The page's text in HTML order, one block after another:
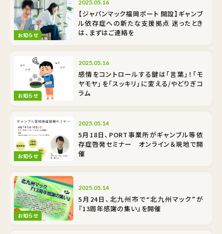
お知らせ
2025.05.16
【ジャパンマック福岡ポート 開設】ギャンブ
ル依存症への新たな支援拠点 迷ったとき
は、まずはご連絡を
お知らせ
2025.05.16
感情をコントロールする鍵は「言葉」！「モ
ヤモヤ」を「スッキリ」に変える/やどりぎコ
ラム
お知らせ
2025.05.14
5月18日、PORT事業所がギャンブル等依
存症啓発セミナー オンライン＆現地で開
催
お知らせ
2025.05.14
5月24日、北九州市で“北九州マック”が
『13周年感謝の集い』を開催